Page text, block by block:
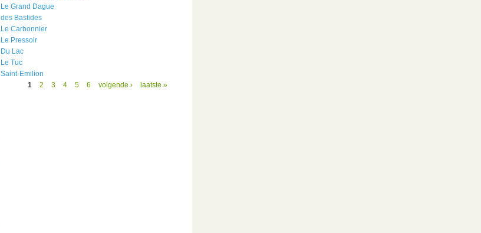
Le Grand Dague
des Bastides
Le Carbonnier
Le Pressoir
Du Lac
Le Tuc
Saint-Emilion
1
2 3 4 5 6 volgende › laatste »